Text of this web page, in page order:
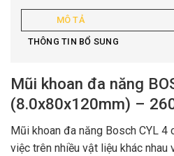
MÔ TẢ
THÔNG TIN BỔ SUNG
Mũi khoan đa năng
(8.0x80x120mm) –
Mũi khoan đa năng Bosch CYL
việc trên nhiều vật liệu khác